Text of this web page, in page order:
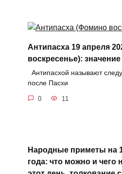
Антипасха 19 апреля
воскресенье):
Антипасхой называют
после Пасхи
0 11
Народные приметы на
года: что можно и чего